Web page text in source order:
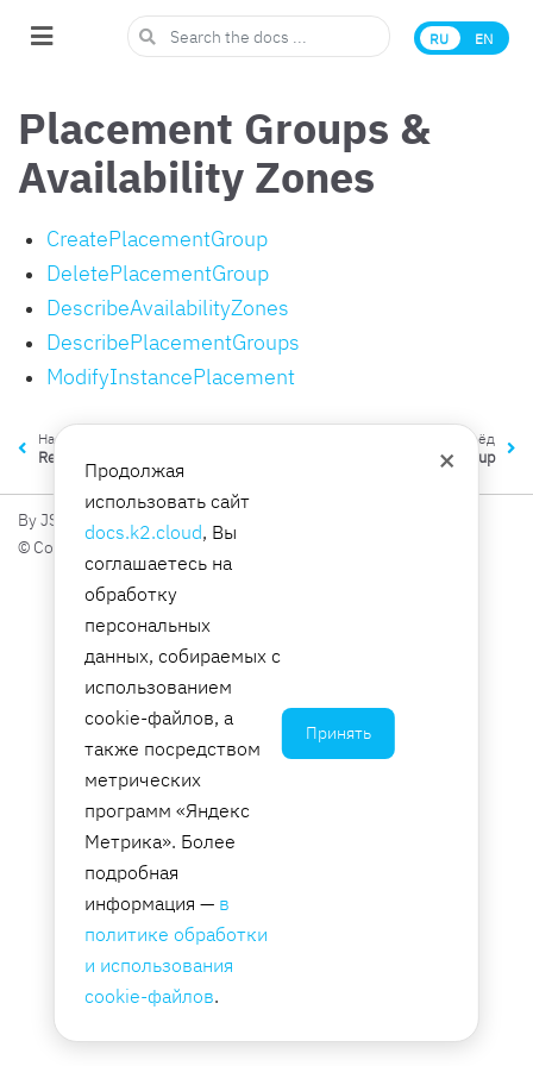
EN
RU
Placement Groups &
Availability Zones
CreatePlacementGroup
DeletePlacementGroup
DescribeAvailabilityZones
DescribePlacementGroups
ModifyInstancePlacement
Назад
ResetNetworkInterfaceAttribute
Вперёд
CreatePlacementGroup
By JSC K2 Integration
© Copyright 2026, JSC K2 Integration.
×
Продолжая
использовать сайт
docs.k2.cloud, Вы
соглашаетесь на
обработку
персональных
данных, собираемых с
использованием
cookie-файлов, а
также посредством
метрических
программ «Яндекс
Метрика». Более
подробная
информация — в
политике обработки
и использования
cookie-файлов.
Принять